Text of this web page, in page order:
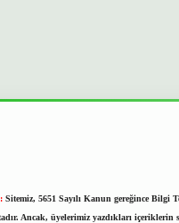
Sitemiz, 5651 Sayılı Kanun gereğince
Ancak, üyelerimiz yazdıkları